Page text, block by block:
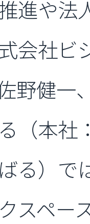
進や法
会社ビ
野健一
（本社
る）で
スペー